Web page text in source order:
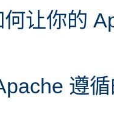
让你的
遵